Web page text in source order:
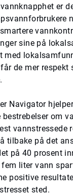
er
sine på
med
de mer respekt
Navigator
om
vannstressede
tilbake på det
på 40 prosent
liter vann
positive
sted.